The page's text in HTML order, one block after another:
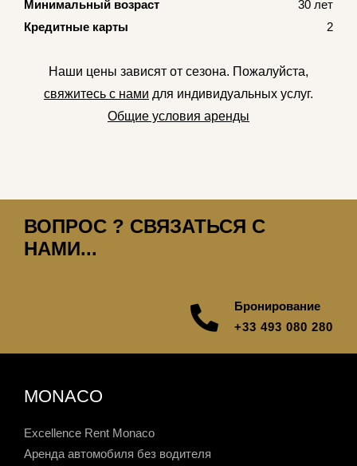
Минимальный возраст
30 лет
Кредитные карты
2
Наши цены зависят от сезона. Пожалуйста,
свяжитесь с нами для индивидуальных услуг.
Общие условия аренды
ВОПРОС ? СВЯЗАТЬСЯ С
НАМИ...
Бронирование
+33 493 080 280
MONACO
Excellence Rent Monaco
Аренда автомобиля без водителя